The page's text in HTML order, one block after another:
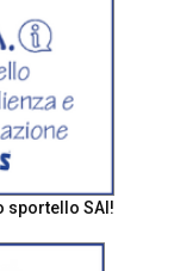
sportello SAI!